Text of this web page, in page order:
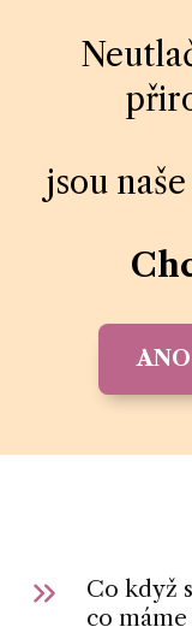
jsou
Co když
co